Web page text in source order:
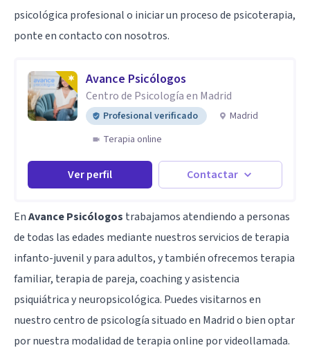
psicológica profesional o iniciar un proceso de psicoterapia,
ponte en contacto con nosotros.
Avance Psicólogos
Centro de Psicología en Madrid
Profesional verificado
Madrid
Terapia online
Ver perfil Contactar
EnAvance Psicólogos trabajamos atendiendo a personas
de todas las edades mediante nuestros servicios de terapia
infanto-juvenil y para adultos, y también ofrecemos terapia
familiar, terapia de pareja, coaching y asistencia
psiquiátrica y neuropsicológica. Puedes visitarnos en
nuestro centro de psicología situado en Madrid o bien optar
por nuestra modalidad de terapia online por videollamada.